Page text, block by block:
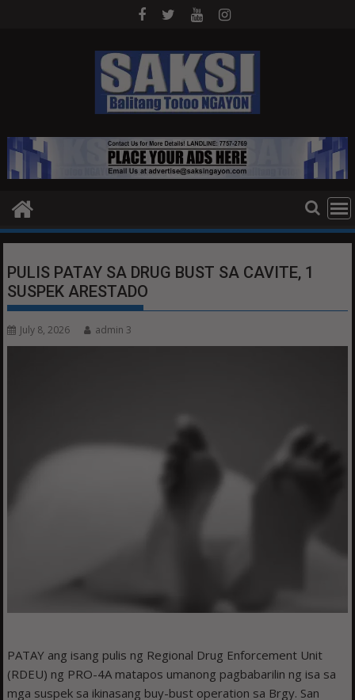
PULIS PATAY SA DRUG BUST SA CAVITE, 1
SUSPEK ARESTADO
July 8, 2026 admin 3
PATAY ang isang pulis ng Regional Drug Enforcement Unit
(RDEU) ng PRO-4A matapos umanong pagbabarilin ng isa sa
mga suspek sa ikinasang buy-bust operation sa Brgy. San